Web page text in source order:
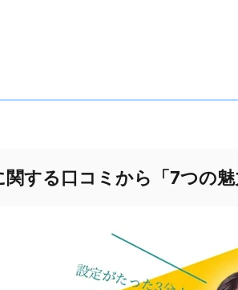
する口コミから「7つの魅